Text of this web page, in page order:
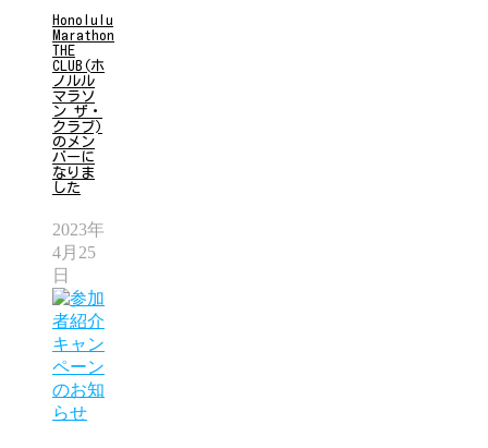
Honolulu
Marathon
THE
CLUB(ホ
ノルル
マラソ
ン ザ・
クラブ)
のメン
バーに
なりま
した
2023年
4月25
日